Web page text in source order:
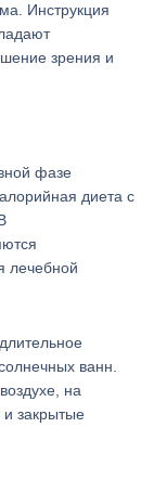
Инструкция
зрения и
фазе
диета с
лечебной
ванн.
на
и закрытые